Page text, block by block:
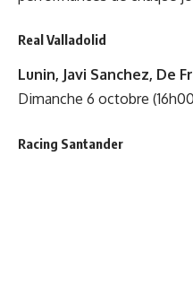
Real Valladolid
Lunin, Javi Sanchez, De
Dimanche 6 octobre
Racing Santander